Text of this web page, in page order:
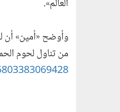
العالم».
وأوضح «أمين» أن
من تناول لحوم